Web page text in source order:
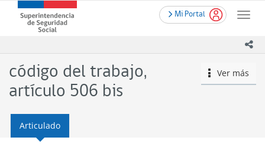
principal
Mi Portal
Toggle
Superintendencia
de
(SUSESO)
-
Gobierno
de
icono
Ver más
código del trabajo,
artículo 506 bis
Articulado